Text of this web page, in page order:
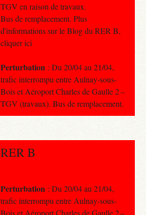
TGV en raison de travaux.
Bus de remplacement. Plus
d'informations sur le Blog du RER B,
cliquer ici
Perturbation : Du 20/04 au 21/04,
trafic interrompu entre Aulnay-sous-
Bois et Aéroport Charles de Gaulle 2 –
TGV (travaux). Bus de remplacement.
RER B
Perturbation : Du 20/04 au 21/04,
trafic interrompu entre Aulnay-sous-
Bois et Aéroport Charles de Gaulle 2 –